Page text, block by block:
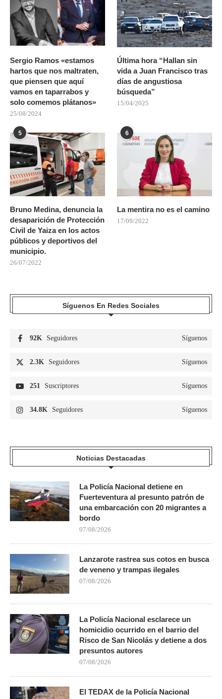
Sergio Ramos «estamos
hartos que nos maltraten,
que piensen que aquí
vamos en taparrabos y
solo comemos plátanos»
25/08/2024
Última hora “Hallan sin
vida a Juan Francisco tras
días de angustiosa
búsqueda”
15/04/2025
5
Bruno Medina, denuncia la
desaparición de Protección
Civil de Yaiza en los actos
públicos y deportivos del
municipio.
26/07/2022
6
La mentira no es el camino
17/09/2022
Síguenos En Redes Sociales
92K Seguidores Síguenos
2.3K Seguidores Síguenos
251 Suscriptores Síguenos
34.8K Seguidores Síguenos
Noticias Destacadas
La Policía Nacional detiene en
Fuerteventura al presunto patrón de
una embarcación con 20 migrantes a
bordo
07/08/2026
Lanzarote rastrea sus cotos en busca
de veneno y trampas ilegales
07/08/2026
La Policía Nacional esclarece un
homicidio ocurrido en el barrio del
Risco de San Nicolás y detiene a dos
presuntos autores
07/08/2026
El TEDAX de la Policía Nacional